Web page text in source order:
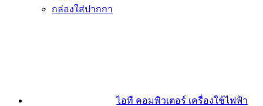
กล่องใส่ปากกา
ไอที คอมพิวเตอร์ เครื่องใช้ไฟฟ้า